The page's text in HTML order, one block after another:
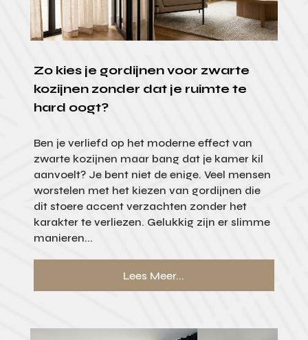
Zo kies je gordijnen voor zwarte
kozijnen zonder dat je ruimte te
hard oogt?
Ben je verliefd op het moderne effect van
zwarte kozijnen maar bang dat je kamer kil
aanvoelt? Je bent niet de enige. Veel mensen
worstelen met het kiezen van gordijnen die
dit stoere accent verzachten zonder het
karakter te verliezen. Gelukkig zijn er slimme
manieren...
Lees Meer...